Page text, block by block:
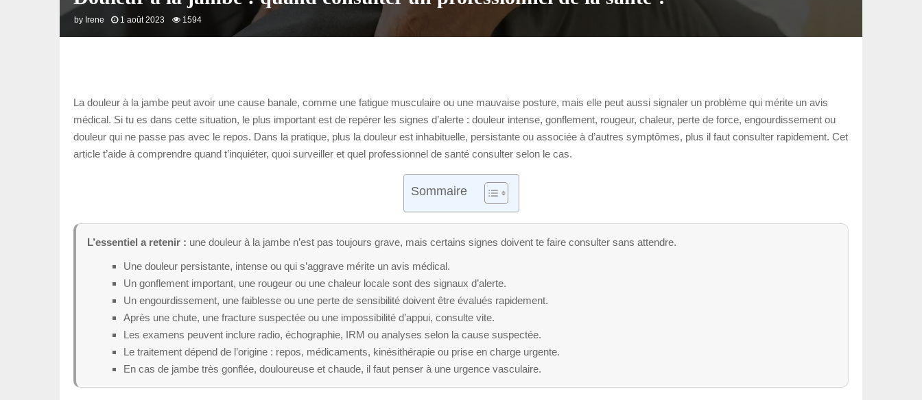
by Irene 1 août 2023 1594
La douleur à la jambe peut avoir une cause banale, comme une fatigue musculaire ou une mauvaise posture, mais elle peut aussi signaler un problème qui mérite un avis
médical. Si tu es dans cette situation, le plus important est de repérer les signes d’alerte : douleur intense, gonflement, rougeur, chaleur, perte de force, engourdissement ou
douleur qui ne passe pas avec le repos. Dans la pratique, plus la douleur est inhabituelle, persistante ou associée à d’autres symptômes, plus il faut consulter rapidement. Cet
article t’aide à comprendre quand t’inquiéter, quoi surveiller et quel professionnel de santé consulter selon le cas.
Sommaire
L’essentiel a retenir : une douleur à la jambe n’est pas toujours grave, mais certains signes doivent te faire consulter sans attendre.
Une douleur persistante, intense ou qui s’aggrave mérite un avis médical.
Un gonflement important, une rougeur ou une chaleur locale sont des signaux d’alerte.
Un engourdissement, une faiblesse ou une perte de sensibilité doivent être évalués rapidement.
Après une chute, une fracture suspectée ou une impossibilité d’appui, consulte vite.
Les examens peuvent inclure radio, échographie, IRM ou analyses selon la cause suspectée.
Le traitement dépend de l’origine : repos, médicaments, kinésithérapie ou prise en charge urgente.
En cas de jambe très gonflée, douloureuse et chaude, il faut penser à une urgence vasculaire.